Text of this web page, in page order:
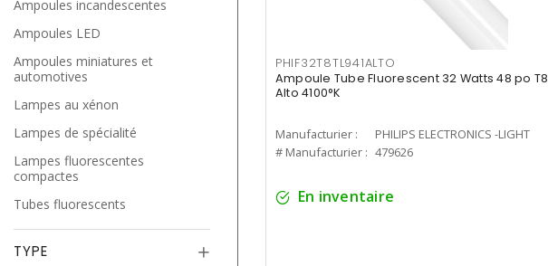
Ampoules incandescentes
Ampoules LED
Ampoules miniatures et
automotives
Lampes au xénon
Lampes de spécialité
Lampes fluorescentes
compactes
Tubes fluorescents
TYPE
PHIF32T8TL941ALTO
Ampoule Tube Fluorescent 32 Watts 48 po T8
Alto 4100°K
Manufacturier :
PHILIPS ELECTRONICS -LIGHT
# Manufacturier : 479626
En inventaire